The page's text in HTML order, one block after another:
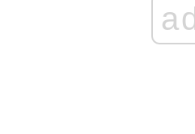
ad